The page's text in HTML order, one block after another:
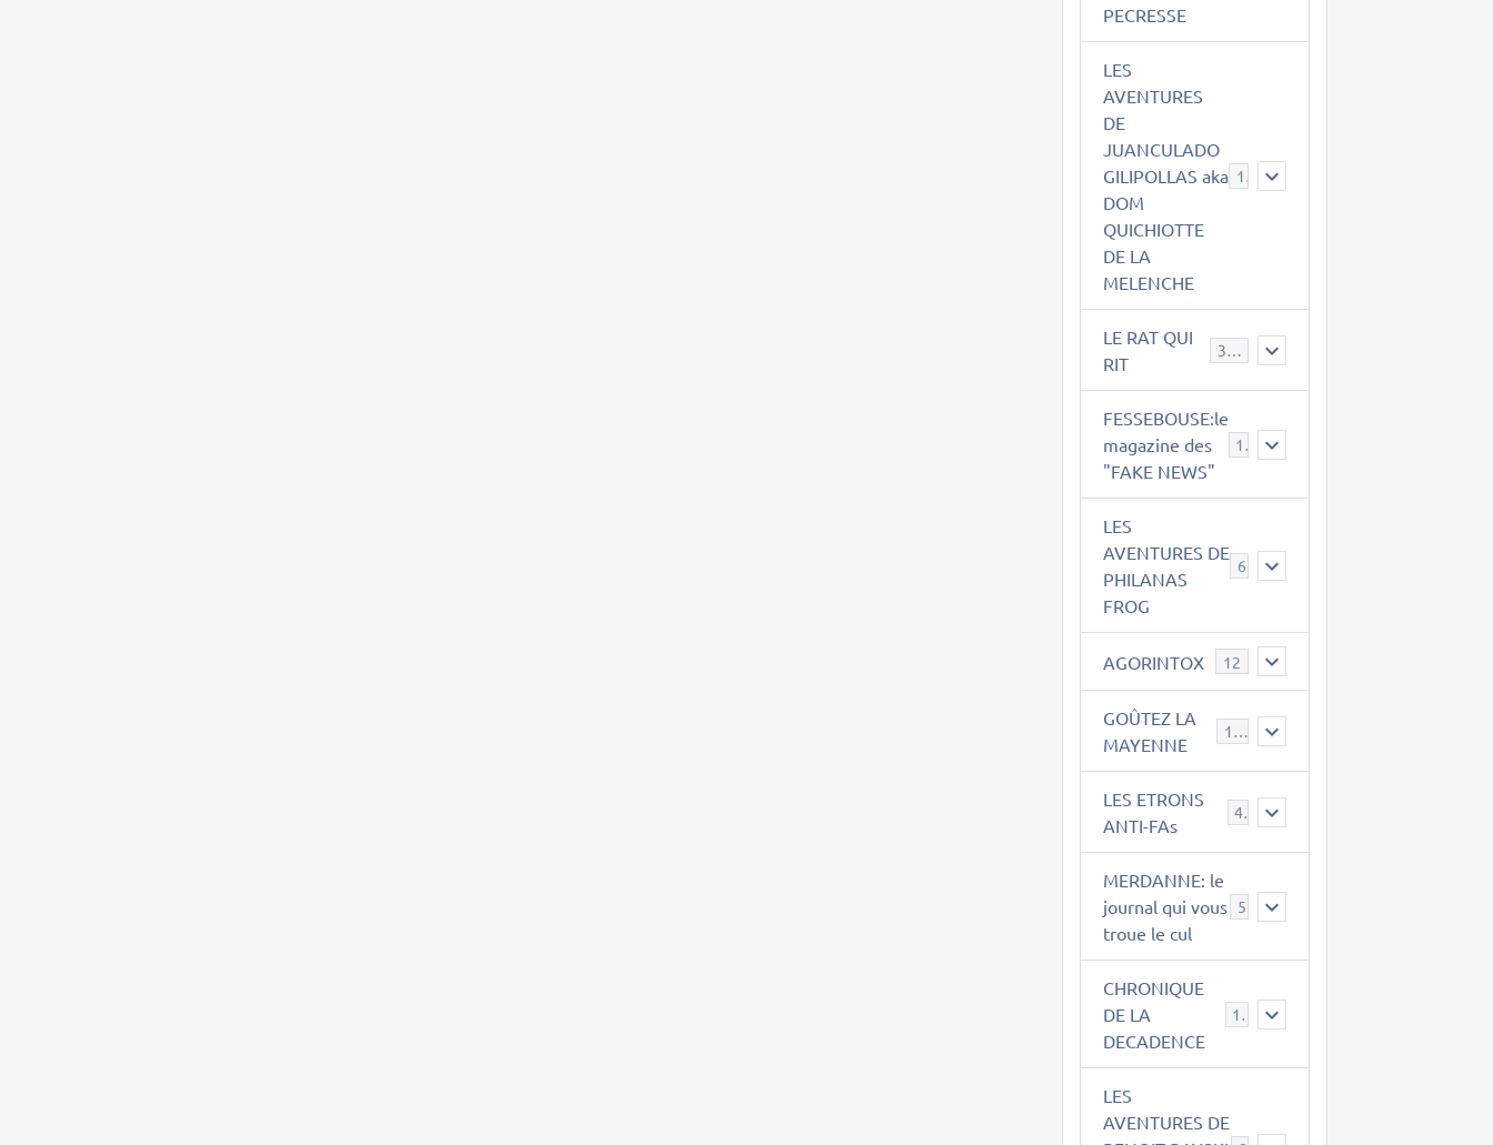
PECRESSE
LES
AVENTURES
DE
JUANCULADO
GILIPOLLAS aka
DOM
QUICHIOTTE
DE LA
MELENCHE
119
LE RAT QUI
RIT
395
FESSEBOUSE:le
magazine des
"FAKE NEWS"
19
LES
AVENTURES DE
PHILANAS
FROG
AGORINTOX 12
GOÛTEZ LA
MAYENNE
189
LES ETRONS
ANTI-FAs
4
MERDANNE: le
journal qui vous
troue le cul
CHRONIQUE
DE LA
DECADENCE
12
LES
AVENTURES DE